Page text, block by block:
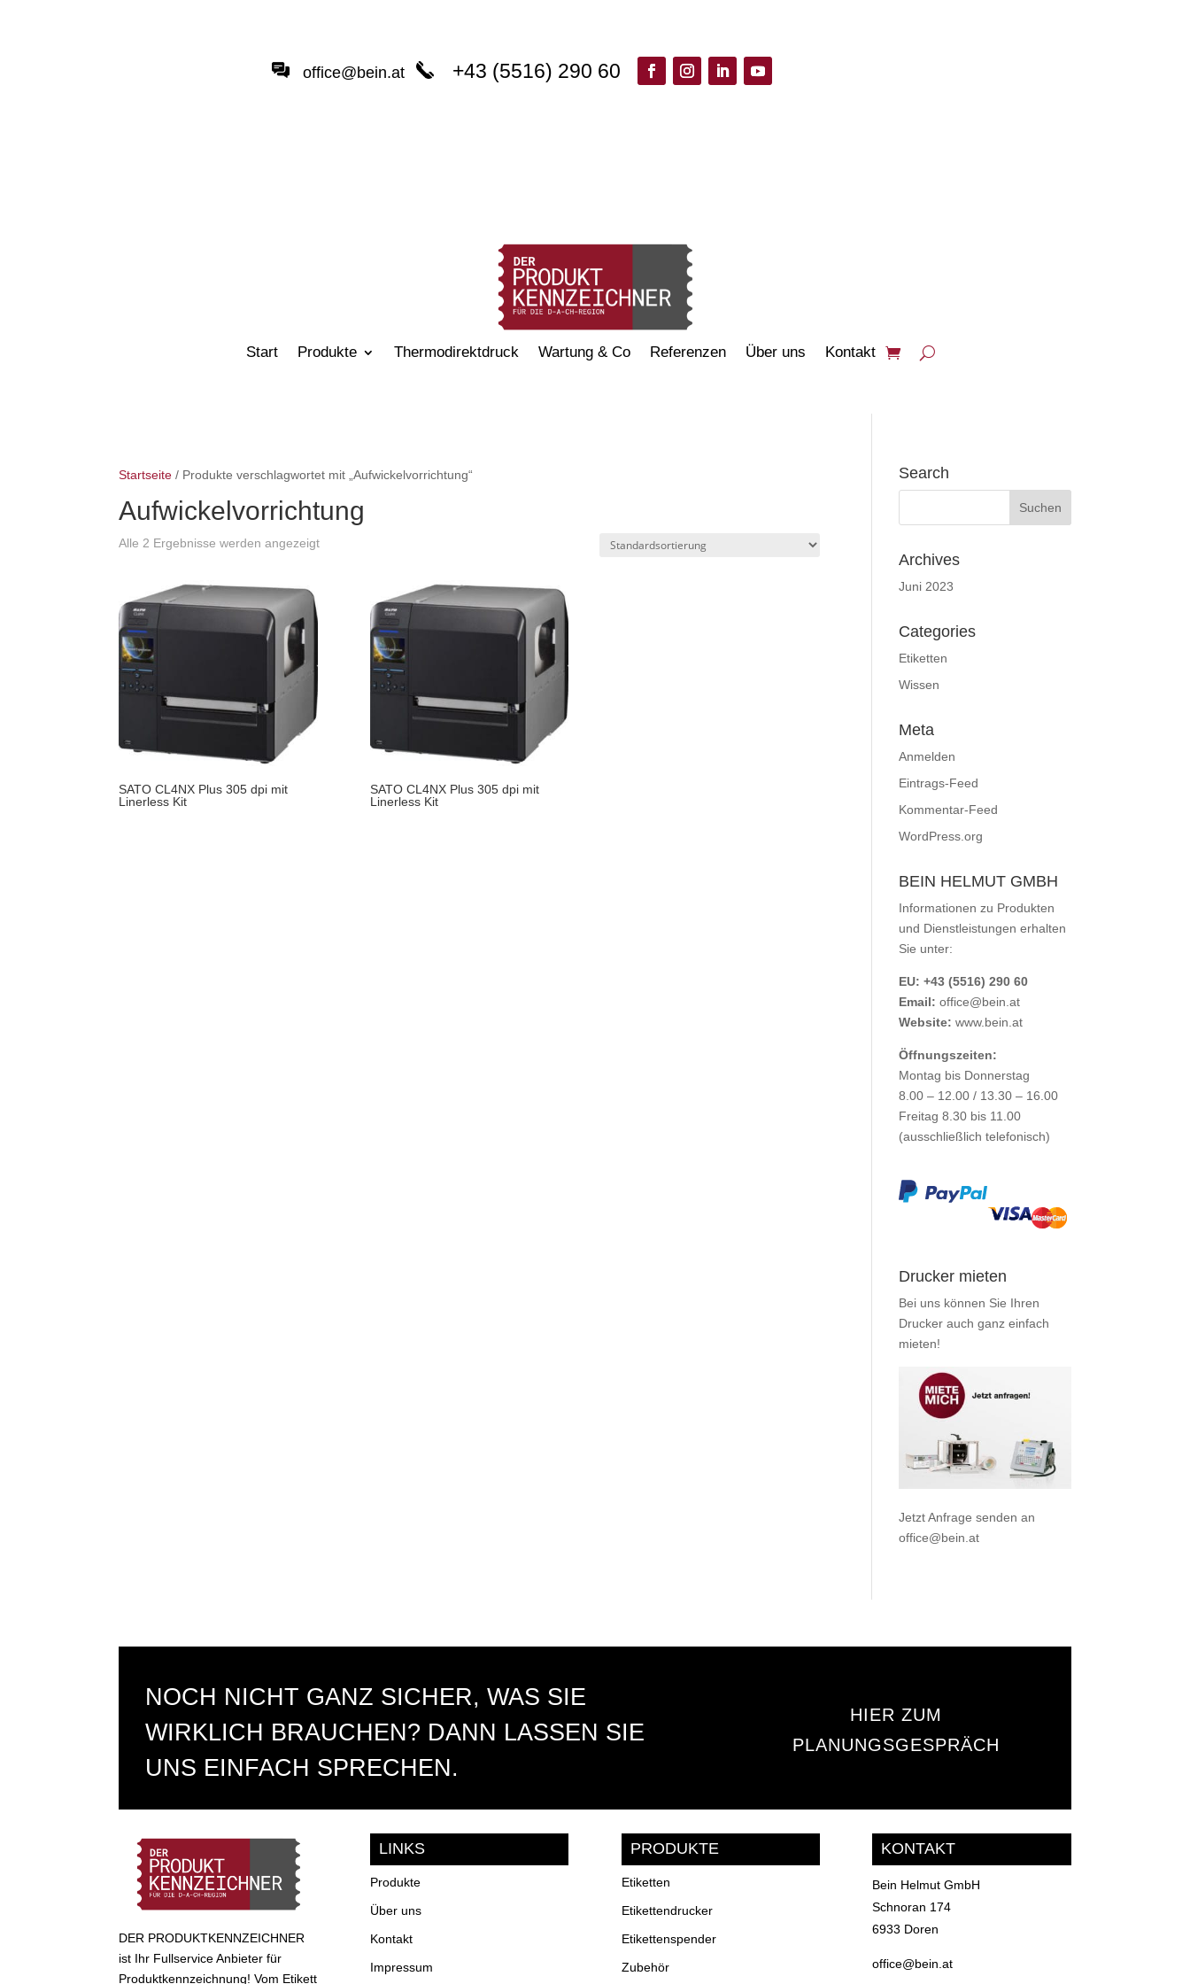
office@bein.at +43 (5516) 290 60
Start Produkte Thermodirektdruck Wartung & Co Referenzen Über uns Kontakt
Startseite / Produkte verschlagwortet mit „Aufwickelvorrichtung“
Aufwickelvorrichtung
Alle 2 Ergebnisse werden angezeigt
SATO CL4NX Plus 305 dpi mit
Linerless Kit
SATO CL4NX Plus 305 dpi mit
Linerless Kit
Search
Archives
Juni 2023
Categories
Etiketten
Wissen
Meta
Anmelden
Eintrags-Feed
Kommentar-Feed
WordPress.org
BEIN HELMUT GMBH
Informationen zu Produkten
und Dienstleistungen erhalten
Sie unter:
EU: +43 (5516) 290 60
Email: office@bein.at
Website: www.bein.at
Öffnungszeiten:
Montag bis Donnerstag
8.00 – 12.00 / 13.30 – 16.00
Freitag 8.30 bis 11.00
(ausschließlich telefonisch)
Drucker mieten
Bei uns können Sie Ihren
Drucker auch ganz einfach
mieten!
Jetzt Anfrage senden an
office@bein.at
NOCH NICHT GANZ SICHER, WAS SIE
WIRKLICH BRAUCHEN? DANN LASSEN SIE
UNS EINFACH SPRECHEN.
HIER ZUM
PLANUNGSGESPRÄCH
DER PRODUKTKENNZEICHNER
ist Ihr Fullservice Anbieter für
Produktkennzeichnung! Vom Etikett
LINKS
Produkte
Über uns
Kontakt
Impressum
PRODUKTE
Etiketten
Etikettendrucker
Etikettenspender
Zubehör
KONTAKT
Bein Helmut GmbH
Schnoran 174
6933 Doren
office@bein.at